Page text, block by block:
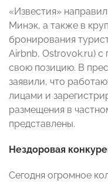
«Известия»
Минэк, а также в
бронирования
Airbnb, Ostrovok.ru) с
свою позицию. В
заявили, что
лицами и
размещения в
представлены.
Нездоровая
Сегодня огромное